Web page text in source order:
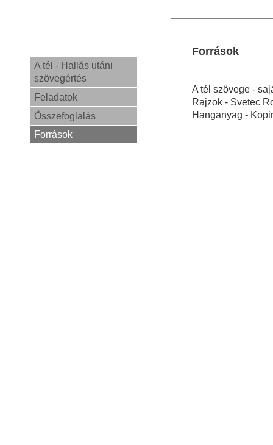
A tél - Hallás utáni
szövegértés
Feladatok
Összefoglalás
Források
Források
A tél szövege -
Rajzok - Svetec
Hanganyag -